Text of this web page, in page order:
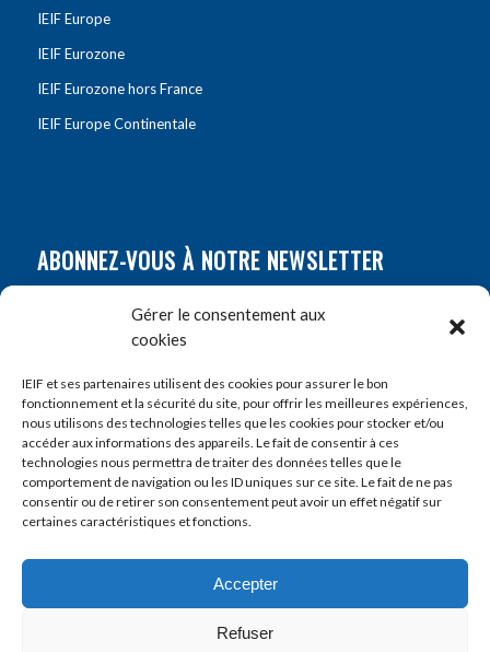
Gérer le consentement aux
cookies
IEIF et ses partenaires utilisent des cookies pour assurer le bon
fonctionnement et la sécurité du site, pour offrir les meilleures expériences,
nous utilisons des technologies telles que les cookies pour stocker et/ou
accéder aux informations des appareils. Le fait de consentir à ces
technologies nous permettra de traiter des données telles que le
comportement de navigation ou les ID uniques sur ce site. Le fait de ne pas
consentir ou de retirer son consentement peut avoir un effet négatif sur
certaines caractéristiques et fonctions.
Accepter
Refuser
IEIF Europe
IEIF Eurozone
IEIF Eurozone hors France
IEIF Europe Continentale
ABONNEZ-VOUS À NOTRE NEWSLETTER
Prénom*
E-mail*